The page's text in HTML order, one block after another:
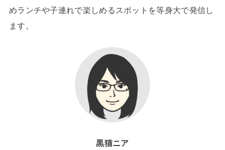
めランチや子連れで楽しめるスポットを等身大で発信し
ます。
黒猫ニア